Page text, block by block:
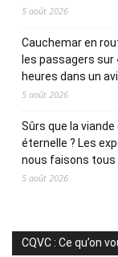
5 août 2026
Cauchemar en
les passagers sur
heures dans un
5 août 2026
Sûrs que la
éternelle ? Les
nous faisons tous
5 août 2026
CQVC : Ce qu’on